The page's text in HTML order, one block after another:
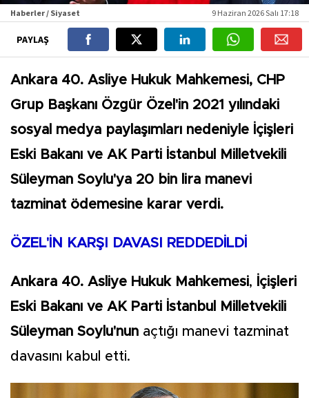
Haberler / Siyaset 9 Haziran 2026 Salı 17:18
PAYLAŞ
Ankara 40. Asliye Hukuk Mahkemesi, CHP
Grup Başkanı Özgür Özel'in 2021 yılındaki
sosyal medya paylaşımları nedeniyle İçişleri
Eski Bakanı ve AK Parti İstanbul Milletvekili
Süleyman Soylu'ya 20 bin lira manevi
tazminat ödemesine karar verdi.
ÖZEL'İN KARŞI DAVASI REDDEDİLDİ
Ankara 40. Asliye Hukuk Mahkemesi, İçişleri
Eski Bakanı ve AK Parti İstanbul Milletvekili
Süleyman Soylu'nun açtığı manevi tazminat
davasını kabul etti.